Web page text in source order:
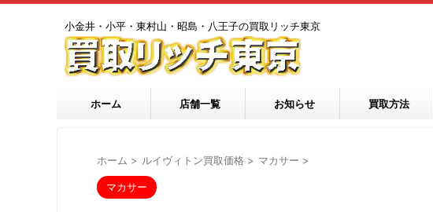
小金井・小平・東村山・昭島・八王子の買取リッチ東京
ホーム 店舗一覧 お知らせ 買取方法
ホーム > ルイヴィトン買取価格 > マカサー >
マカサー